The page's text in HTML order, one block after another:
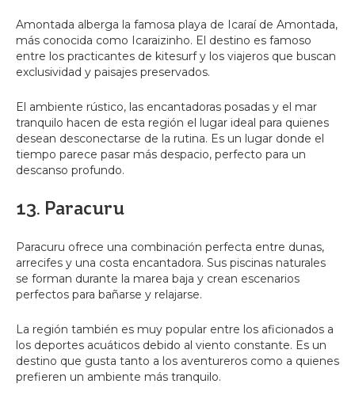
Amontada alberga la famosa playa de Icaraí de Amontada,
más conocida como Icaraizinho. El destino es famoso
entre los practicantes de kitesurf y los viajeros que buscan
exclusividad y paisajes preservados.
El ambiente rústico, las encantadoras posadas y el mar
tranquilo hacen de esta región el lugar ideal para quienes
desean desconectarse de la rutina. Es un lugar donde el
tiempo parece pasar más despacio, perfecto para un
descanso profundo.
13. Paracuru
Paracuru ofrece una combinación perfecta entre dunas,
arrecifes y una costa encantadora. Sus piscinas naturales
se forman durante la marea baja y crean escenarios
perfectos para bañarse y relajarse.
La región también es muy popular entre los aficionados a
los deportes acuáticos debido al viento constante. Es un
destino que gusta tanto a los aventureros como a quienes
prefieren un ambiente más tranquilo.